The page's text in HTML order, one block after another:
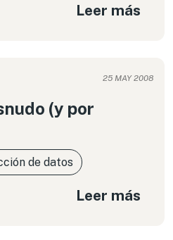
Leer más
25 MAY 2008
(y por
de datos
Leer más